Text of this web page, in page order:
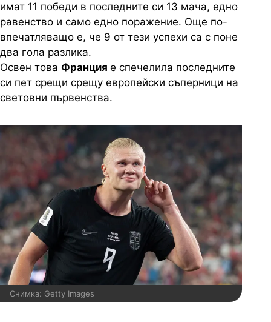
имат 11 победи в последните си 13 мача, едно
равенство и само едно поражение. Още по-
впечатляващо е, че 9 от тези успехи са с поне
два гола разлика.
Освен това Франция е спечелила последните
си пет срещи срещу европейски съперници на
световни първенства.
Снимка: Getty Images